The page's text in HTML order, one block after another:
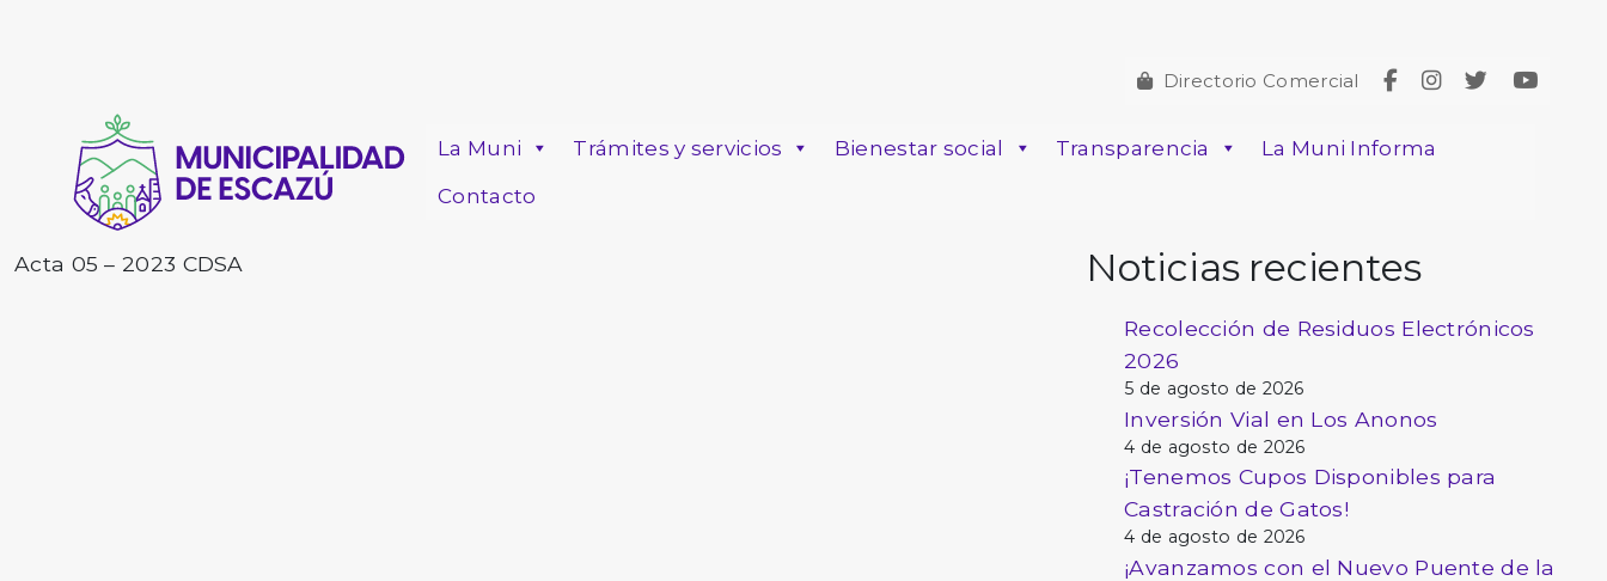
Directorio Comercial
La Muni Trámites y servicios Bienestar social Transparencia
La Muni Informa
Contacto
Acta 05 – 2023 CDSA Noticias recientes
Recolección de Residuos Electrónicos
2026
5 de agosto de 2026
Inversión Vial en Los Anonos
4 de agosto de 2026
¡Tenemos Cupos Disponibles para
Castración de Gatos!
4 de agosto de 2026
¡Avanzamos con el Nuevo Puente de la